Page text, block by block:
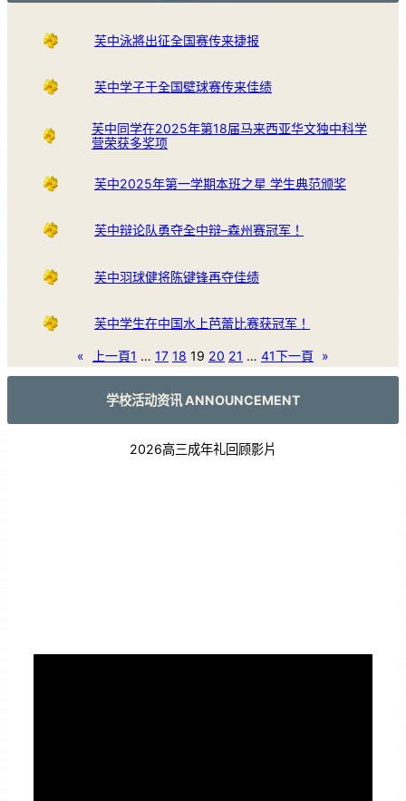
芙中泳將出征全国赛传来捷报
芙中学子于全国壁球赛传来佳绩
芙中同学在2025年第18届马来西亚华文独中科学
营荣获多奖项
芙中2025年第一学期本班之星 学生典范颁奖
芙中辩论队勇夺全中辩–森州赛冠军！
芙中羽球健将陈键锋再夺佳绩
芙中学生在中国水上芭蕾比赛获冠军！
« 上一頁1 … 17 18 19 20 21 … 41下一頁 »
学校活动资讯 ANNOUNCEMENT
2026高三成年礼回顾影片